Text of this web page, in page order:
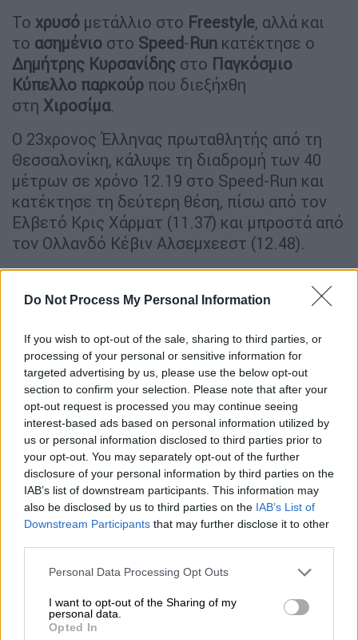
Do Not Process My Personal Information
If you wish to opt-out of the sale, sharing to third parties, or
processing of your personal or sensitive information for
targeted advertising by us, please use the below opt-out
section to confirm your selection. Please note that after your
opt-out request is processed you may continue seeing
interest-based ads based on personal information utilized by
us or personal information disclosed to third parties prior to
your opt-out. You may separately opt-out of the further
disclosure of your personal information by third parties on the
IAB’s list of downstream participants. This information may
also be disclosed by us to third parties on the IAB’s List of
Downstream Participants that may further disclose it to other
Please note that this website/app uses one or more Google
not limited to your visit or usage behaviour. You may click to
grant or deny consent to Google and its third-party tags to
use your data for below specified purposes in below Google
Personal Data Processing Opt Outs
I want to opt-out of the Sharing of my
personal data.
Opted In
Το χρυσό μετάλλιο στο Freestyle, αλλά και
το ασημένιο στο Speed-Run κατέκτησε ο
Δημήτρης Κυρσανίδης στο Παγκόσμιο
Κύπελλο παρκούρ που διεξήχθη
στη Χιροσίμα.
Ο 23χρονος Έλληνας πρωταθλητής από τη
Θεσσαλονίκη, κάλυψε τη διαδρομή των 40
μέτρων σε χρόνο 12.19 στο Speed-Run και
κατέκτησε τη δεύτερη θέση, πίσω από τον
Ελβετό Κρις Χάρματ (11.37) και μπροστά από
τον Ολλανδό Κέβιν Αλσεμχεεστ (12.48).
«Μετά από πολύ κόπο, ιδρώτα, σκληρή
προπόνηση και πίστη, έρχεται κάποια στιγμή
εμένα και την Ελλάδα στο Παγκόσμιο
Κύπελλο Parkour στην κατηγορία Freestyle
στην Χιροσίμα, Ιαπωνία!
Θέλω να αφιερώσω αυτή την μεγάλη νίκη σ'
ένα φιλαράκι μου που ήμασταν μαζί στο
δημοτικό, και ήταν αληθινός μαχητής! Η δική
μου μάχη είναι ένα παιχνιδάκι μπροστά στη
μάχη που κλήθηκε να δώσει εκείνος, μπορεί
στο τέλος να μη κατάφερε να κερδίσει τον
σίγουρος ότι όλοι όσοι τον γνώρισαν έμαθαν
από αυτόν.
Μια μέρα μου είχε πει "όταν τραυματίζεσαι